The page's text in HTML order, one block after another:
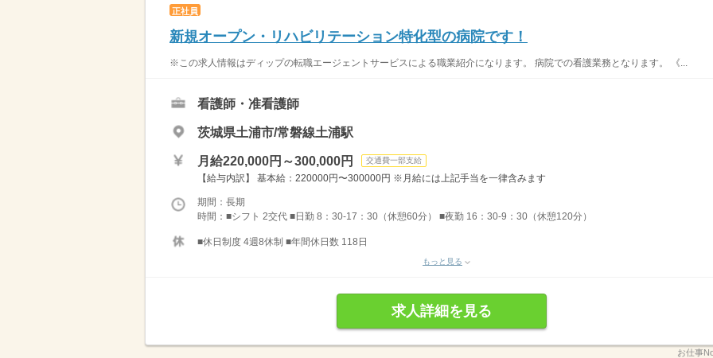
正社員
新規オープン・リハビリテーション特化型の病院です！
※この求人情報はディップの転職エージェントサービスによる職業紹介になります。 病院での看護業務となります。 《...
看護師・准看護師
茨城県土浦市/常磐線土浦駅
月給220,000円～300,000円 交通費一部支給
【給与内訳】 基本給：220000円〜300000円 ※月給には上記手当を一律含みます
期間：長期
時間：■シフト 2交代 ■日勤 8：30-17：30（休憩60分） ■夜勤 16：30-9：30（休憩120分）
■休日制度 4週8休制 ■年間休日数 118日
もっと見る
求人詳細を見る
お仕事